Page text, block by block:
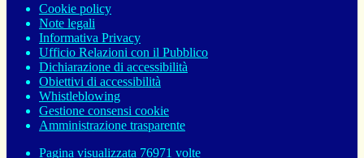
Cookie policy
Note legali
Informativa Privacy
Ufficio Relazioni con il Pubblico
Dichiarazione di accessibilità
Obiettivi di accessibilità
Whistleblowing
Gestione consensi cookie
Amministrazione trasparente
Pagina visualizzata 76971 volte